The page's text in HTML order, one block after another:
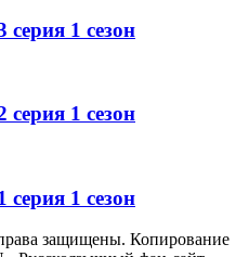
серия 1 сезон
серия 1 сезон
серия 1 сезон
защищены. Копирование